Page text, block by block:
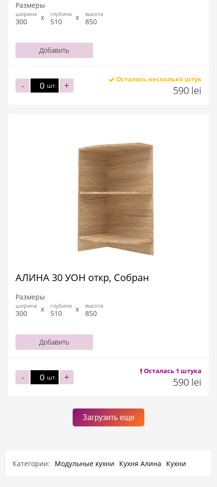
Размеры
ширина
300
глубина
510
высота
850
Добавить
шт. +
- Осталось несколько штук
590 lei
АЛИНА 30 УОН откр, Собран
Размеры
ширина
300
глубина
510
высота
850
Добавить
шт. +
- Осталась 1 штука
590 lei
Загрузить еще
Категории: Модульные кухни Кухня Алина Кухни